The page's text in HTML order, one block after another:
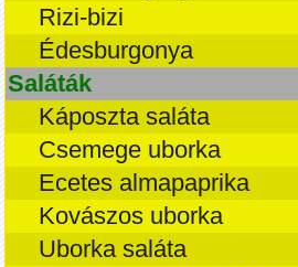
Rizi-bizi
Édesburgonya
Saláták
Káposzta saláta
Csemege uborka
Ecetes almapaprika
Kovászos uborka
Uborka saláta